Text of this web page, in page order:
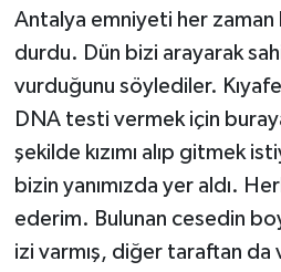
Antalya emniyeti her zaman
durdu. Dün bizi arayarak
vurduğunu söylediler.
DNA testi vermek için
şekilde kızımı alıp gitmek
bizin yanımızda yer aldı.
ederim. Bulunan cesedin
izi varmış, diğer taraftan da